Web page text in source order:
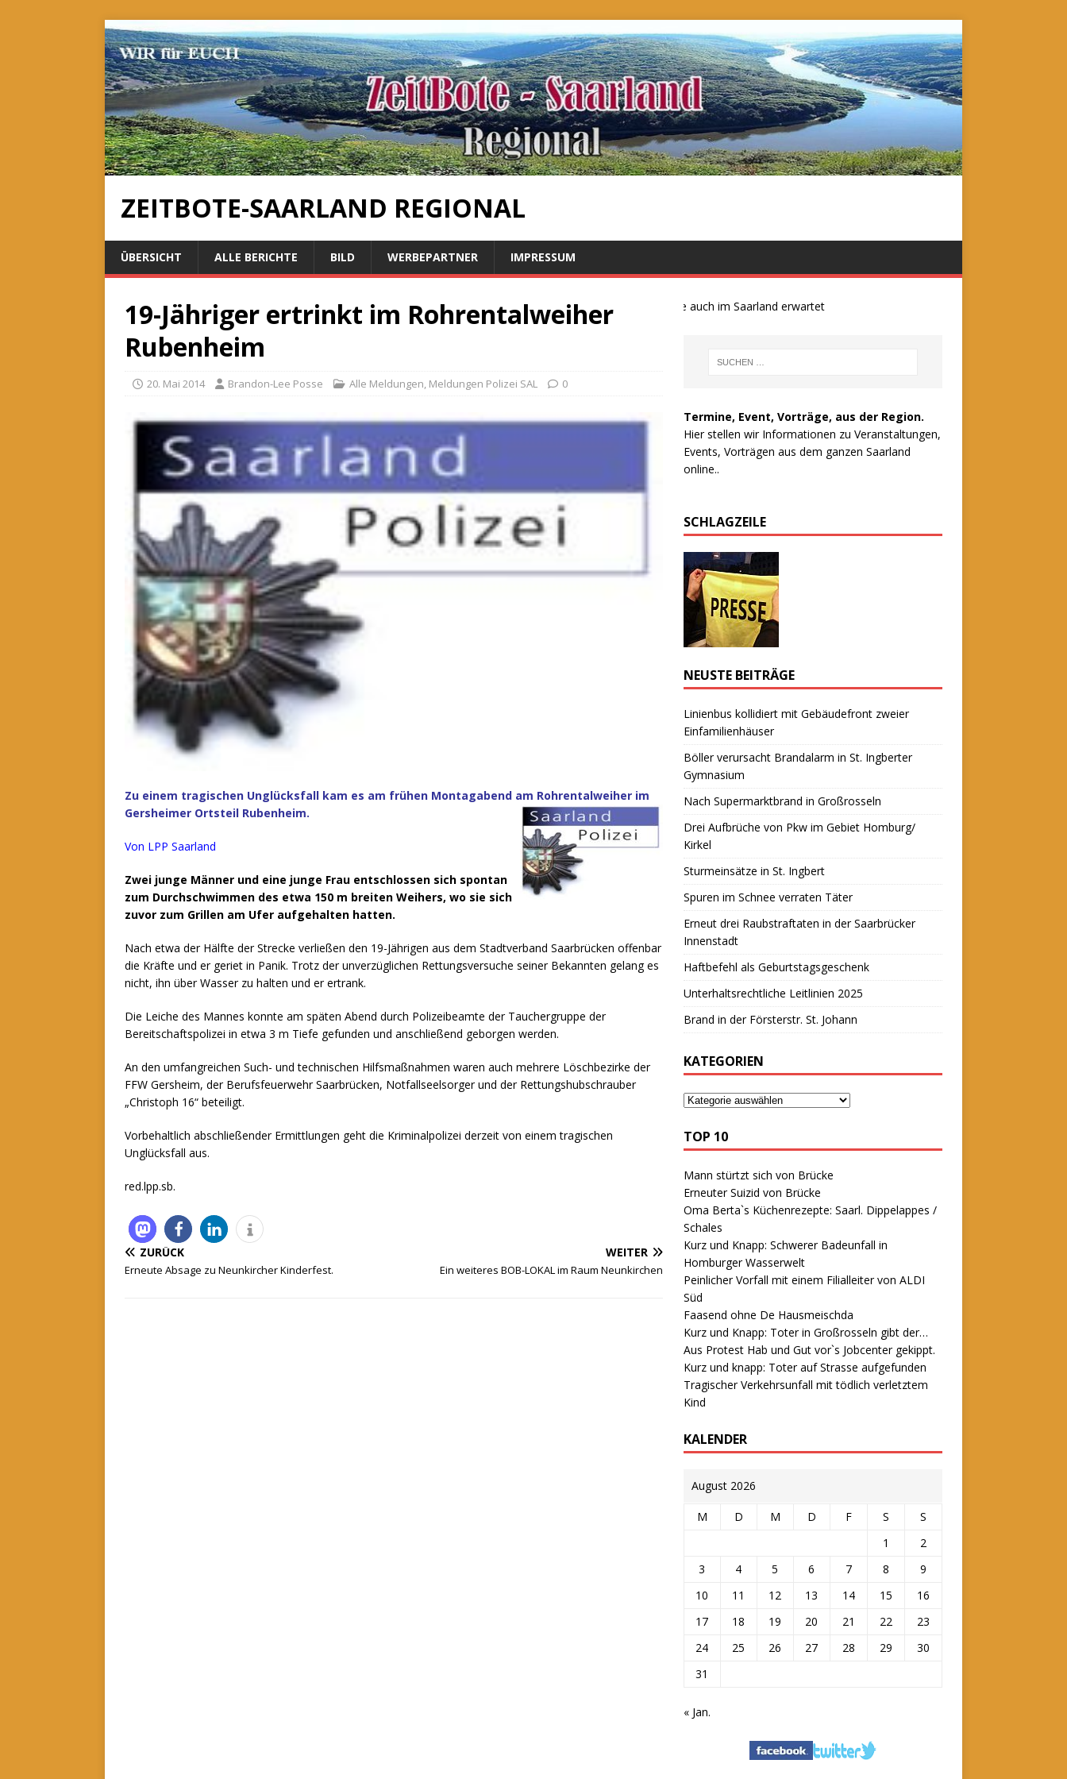
ZEITBOTE-SAARLAND REGIONAL
ÜBERSICHT ALLE BERICHTE BILD WERBEPARTNER IMPRESSUM
19-Jähriger ertrinkt im Rohrentalweiher
Rubenheim
20. Mai 2014 Brandon-Lee Posse Alle Meldungen, Meldungen Polizei SAL 0
Zu einem tragischen Unglücksfall kam es am frühen Montagabend am Rohrentalweiher im
Gersheimer Ortsteil Rubenheim.
Von LPP Saarland
Zwei junge Männer und eine junge Frau entschlossen sich spontan
zum Durchschwimmen des etwa 150 m breiten Weihers, wo sie sich
zuvor zum Grillen am Ufer aufgehalten hatten.
Nach etwa der Hälfte der Strecke verließen den 19-Jährigen aus dem Stadtverband Saarbrücken offenbar
die Kräfte und er geriet in Panik. Trotz der unverzüglichen Rettungsversuche seiner Bekannten gelang es
nicht, ihn über Wasser zu halten und er ertrank.
Die Leiche des Mannes konnte am späten Abend durch Polizeibeamte der Tauchergruppe der
Bereitschaftspolizei in etwa 3 m Tiefe gefunden und anschließend geborgen werden.
An den umfangreichen Such- und technischen Hilfsmaßnahmen waren auch mehrere Löschbezirke der
FFW Gersheim, der Berufsfeuerwehr Saarbrücken, Notfallseelsorger und der Rettungshubschrauber
„Christoph 16“ beteiligt.
Vorbehaltlich abschließender Ermittlungen geht die Kriminalpolizei derzeit von einem tragischen
Unglücksfall aus.
red.lpp.sb.
ZURÜCK
Erneute Absage zu Neunkircher Kinderfest.
WEITER
Ein weiteres BOB-LOKAL im Raum Neunkirchen
Bauernproteste auch im Saarland erwartet
Termine, Event, Vorträge, aus der Region.
Hier stellen wir Informationen zu Veranstaltungen,
Events, Vorträgen aus dem ganzen Saarland
online..
SCHLAGZEILE
NEUSTE BEITRÄGE
Linienbus kollidiert mit Gebäudefront zweier
Einfamilienhäuser
Böller verursacht Brandalarm in St. Ingberter
Gymnasium
Nach Supermarktbrand in Großrosseln
Drei Aufbrüche von Pkw im Gebiet Homburg/
Kirkel
Sturmeinsätze in St. Ingbert
Spuren im Schnee verraten Täter
Erneut drei Raubstraftaten in der Saarbrücker
Innenstadt
Haftbefehl als Geburtstagsgeschenk
Unterhaltsrechtliche Leitlinien 2025
Brand in der Försterstr. St. Johann
KATEGORIEN
TOP 10
Mann stürtzt sich von Brücke
Erneuter Suizid von Brücke
Oma Berta`s Küchenrezepte: Saarl. Dippelappes /
Schales
Kurz und Knapp: Schwerer Badeunfall in
Homburger Wasserwelt
Peinlicher Vorfall mit einem Filialleiter von ALDI
Süd
Faasend ohne De Hausmeischda
Kurz und Knapp: Toter in Großrosseln gibt der…
Aus Protest Hab und Gut vor`s Jobcenter gekippt.
Kurz und knapp: Toter auf Strasse aufgefunden
Tragischer Verkehrsunfall mit tödlich verletztem
Kind
KALENDER
August 2026
M D M D F S
S
1
2
3
4 5 6 7 8
9
10
11 12 13 14 15
16
17
18 19 20 21 22
23
24
25 26 27 28 29
30
31
« Jan.